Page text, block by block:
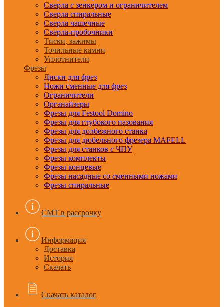
Сверла с зенкером и ограничителем
Сверла спиральные
Сверла чашечные
Сверла-пробочники
Тиски, зажимы
Точильные камни
Уплотнители
Фрезы
Диски для фрез
Ножи сменные для фрез
Ограничители
Органайзеры
Фрезы для Festool Domino
Фрезы для глубокого пазования
Фрезы для долбежного станка
Фрезы для дюбельного фрезера MAFELL
Фрезы для станков с ЧПУ
Фрезы комплекты
Фрезы концевые
Фрезы насадные со сменными ножами
Фрезы спиральные
CMT в рассрочку
Информация
Доставка
История
Скачать
Скачать каталог